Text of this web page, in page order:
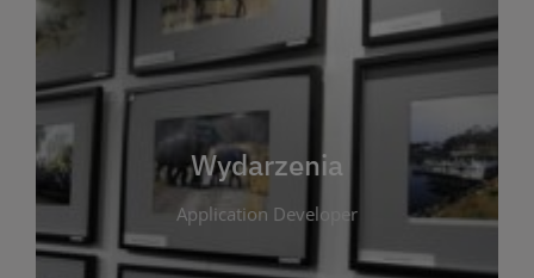
Wydarzenia
Application Developer
W tej zakładce publikujemy informacje o
wszystkich wydarzeniach organizowanych przez
bibliotekę. Znajdziesz tu zapowiedzi spotkań
autorskich, warsztatów, prelekcji i zajęć
tematycznych dla różnych grup wiekowych. Każde
wydarzenie ma na celu promowanie kultury
czytelniczej oraz integrację społeczności lokalnej.
Dzięki kalendarzowi wydarzeń możesz łatwo